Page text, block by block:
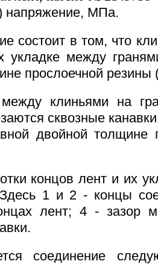
напряжение, МПа.
состоит в том, что
укладке между
прослоечной резины
клиньями на
сквозные
двойной толщине
концов лент и их
1 и 2 - концы
лент; 4 - зазор
соединение